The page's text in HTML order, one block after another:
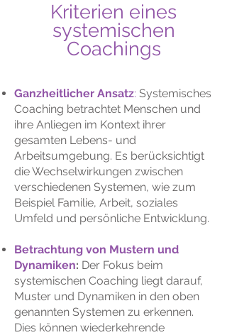
Kriterien eines
systemischen
Coachings
Ganzheitlicher Ansatz: Systemisches
Coaching betrachtet Menschen und
ihre Anliegen im Kontext ihrer
gesamten Lebens- und
Arbeitsumgebung. Es berücksichtigt
die Wechselwirkungen zwischen
verschiedenen Systemen, wie zum
Beispiel Familie, Arbeit, soziales
Umfeld und persönliche Entwicklung.
Betrachtung von Mustern und
Dynamiken: Der Fokus beim
systemischen Coaching liegt darauf,
Muster und Dynamiken in den oben
genannten Systemen zu erkennen.
Dies können wiederkehrende